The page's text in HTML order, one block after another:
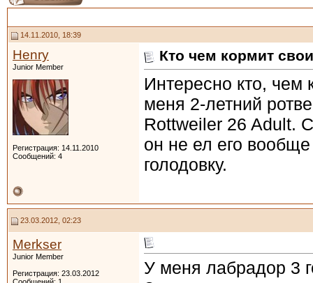
14.11.2010, 18:39
Henry
Junior Member
Регистрация: 14.11.2010
Сообщений: 4
Кто чем кормит
Интересно кто, чем
меня 2-летний
Rottweiler 26 Adult.
он не ел его
голодовку.
23.03.2012, 02:23
Merkser
Junior Member
Регистрация: 23.03.2012
У меня лабрадор 3